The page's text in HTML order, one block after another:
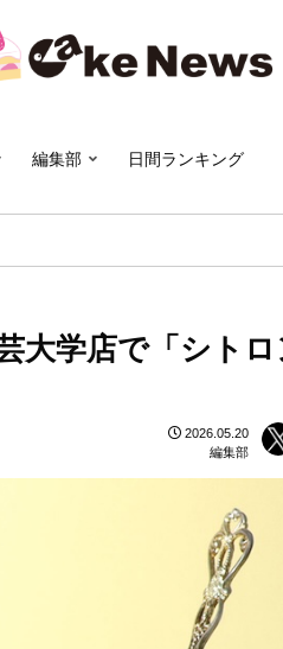
編集部 日間ランキング
大学店で「シト
2026.05.20
編集部